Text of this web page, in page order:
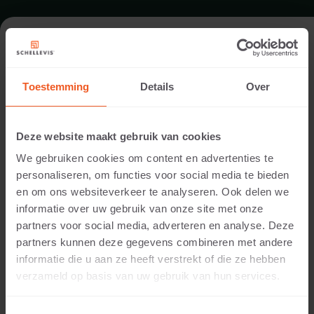
Toestemming Details Over
Deze website maakt gebruik van cookies
We gebruiken cookies om content en advertenties te
personaliseren, om functies voor social media te bieden
en om ons websiteverkeer te analyseren. Ook delen we
informatie over uw gebruik van onze site met onze
partners voor social media, adverteren en analyse. Deze
partners kunnen deze gegevens combineren met andere
informatie die u aan ze heeft verstrekt of die ze hebben
verzameld op basis van uw gebruik van hun services.
ENTREE IN HEEZE
Architect:
Uitvoering:
Sparq tuinen
Locatie:
Heeze
Toepassing:
Entree
Fotografie:
Cees Rijnen
Producten: